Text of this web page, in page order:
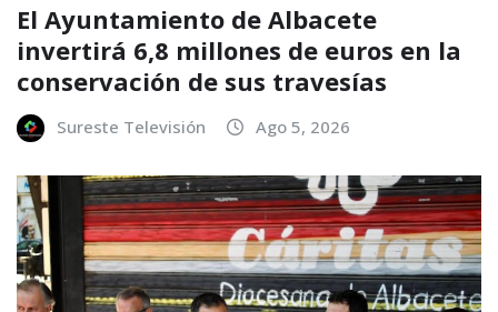
El Ayuntamiento de Albacete
invertirá 6,8 millones de euros en la
conservación de sus travesías
Sureste Televisión Ago 5, 2026